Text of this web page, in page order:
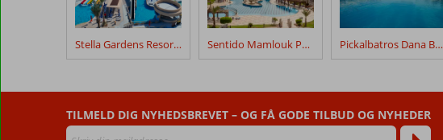
Stella Gardens Resort & Spa Makadi Bay Sentido Mamlouk Palace Pickalbatros Dana Beach Resort
TILMELD DIG NYHEDSBREVET – OG FÅ GODE TILBUD OG NYHEDER